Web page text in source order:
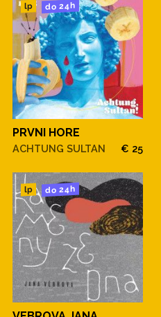
lp do 24h
PRVNI HORE
ACHTUNG SULTAN € 25
lp do 24h